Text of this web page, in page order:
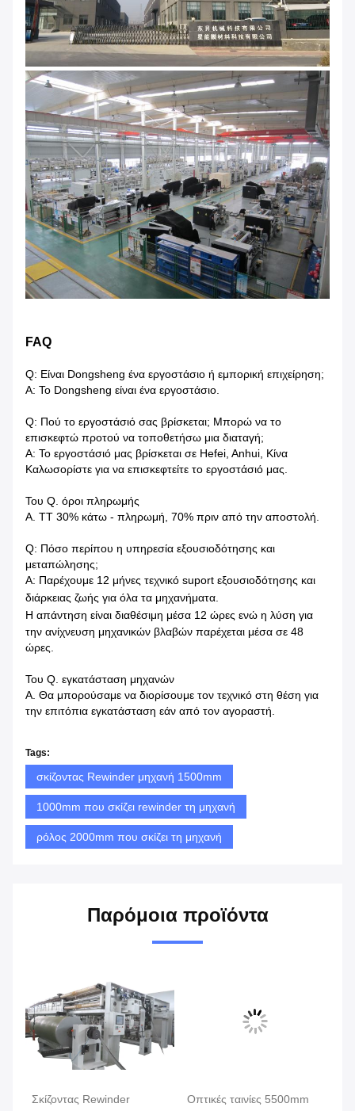
FAQ
Q: Είναι Dongsheng ένα εργοστάσιο ή εμπορική επιχείρηση;
Α: Το Dongsheng είναι ένα εργοστάσιο.
Q: Πού το εργοστάσιό σας βρίσκεται; Μπορώ να το
επισκεφτώ προτού να τοποθετήσω μια διαταγή;
Α: Το εργοστάσιό μας βρίσκεται σε Hefei, Anhui, Κίνα
Καλωσορίστε για να επισκεφτείτε το εργοστάσιό μας.
Του Q. όροι πληρωμής
Α. TT 30% κάτω - πληρωμή, 70% πριν από την αποστολή.
Q: Πόσο περίπου η υπηρεσία εξουσιοδότησης και
μεταπώλησης;
Α: Παρέχουμε 12 μήνες τεχνικό suport εξουσιοδότησης και
διάρκειας ζωής για όλα τα μηχανήματα.
Η απάντηση είναι διαθέσιμη μέσα 12 ώρες ενώ η λύση για
την ανίχνευση μηχανικών βλαβών παρέχεται μέσα σε 48
ώρες.
Του Q. εγκατάσταση μηχανών
Α. Θα μπορούσαμε να διορίσουμε τον τεχνικό στη θέση για
την επιτόπια εγκατάσταση εάν από τον αγοραστή.
Tags:
σκίζοντας Rewinder μηχανή 1500mm
1000mm που σκίζει rewinder τη μηχανή
ρόλος 2000mm που σκίζει τη μηχανή
Παρόμοια προϊόντα
Σκίζοντας Rewinder
Οπτικές ταινίες 5500mm